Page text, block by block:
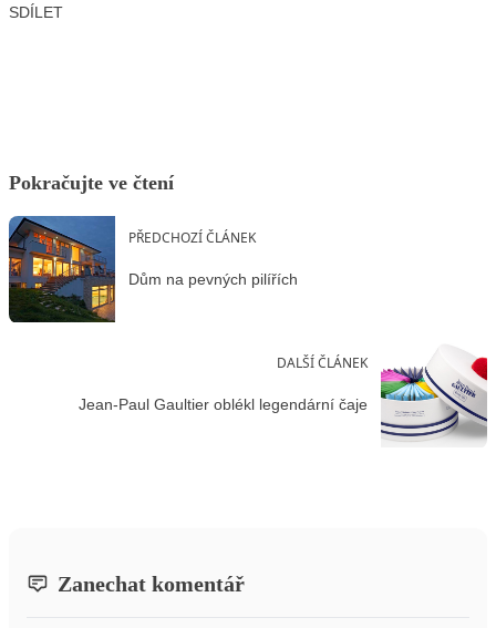
SDÍLET
Pokračujte ve čtení
PŘEDCHOZÍ ČLÁNEK
Dům na pevných pilířích
DALŠÍ ČLÁNEK
Jean-Paul Gaultier oblékl legendární čaje
Zanechat komentář